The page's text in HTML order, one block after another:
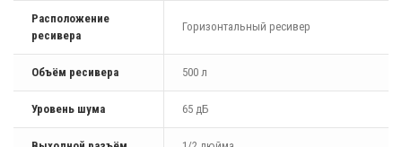
Расположение
ресивера
Горизонтальный ресивер
Объём ресивера 500 л
Уровень шума 65 дБ